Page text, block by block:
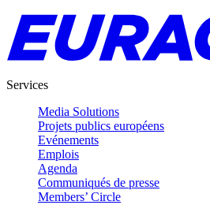
Services
Media Solutions
Projets publics européens
Evénements
Emplois
Agenda
Communiqués de presse
Members’ Circle